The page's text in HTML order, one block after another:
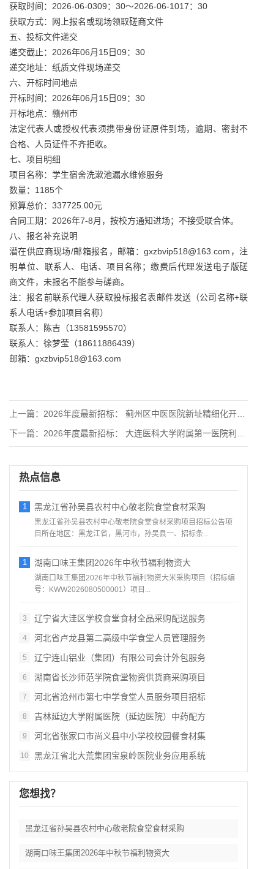
获取时间：2026-06-0309：30～2026-06-1017：30
获取方式：网上报名或现场领取磋商文件
五、投标文件递交
递交截止：2026年06月15日09：30
递交地址：纸质文件现场递交
六、开标时间地点
开标时间：2026年06月15日09：30
开标地点：赣州市
法定代表人或授权代表须携带身份证原件到场，逾期、密封不
合格、人员证件不齐拒收。
七、项目明细
项目名称：学生宿舍洗漱池漏水维修服务
数量：1185个
预算总价：337725.00元
合同工期：2026年7-8月，按校方通知进场；不接受联合体。
八、报名补充说明
潜在供应商现场/邮箱报名，邮箱：gxzbvip518@163.com，注
明单位、联系人、电话、项目名称；缴费后代理发送电子版磋
商文件，未报名不能参与磋商。
注：报名前联系代理人获取投标报名表邮件发送（公司名称+联
系人电话+参加项目名称）
联系人：陈吉（13581595570）
联系人：徐梦莹（18611886439）
邮箱：gxzbvip518@163.com
上一篇： 2026年度最新招标： 蓟州区中医医院新址精细化开荒清洁项目
下一篇： 2026年度最新招标： 大连医科大学附属第一医院利器盒购置招
热点信息
1 黑龙江省孙吴县农村中心敬老院食堂食材采购
黑龙江省孙吴县农村中心敬老院食堂食材采购项目招标公告项
目所在地区：黑龙江省，黑河市，孙吴县一、招标条...
1 湖南口味王集团2026年中秋节福利物资大
湖南口味王集团2026年中秋节福利物资大米采购项目（招标编
号：KWW2026080500001）项目...
3 辽宁省大洼区学校食堂食材全品采购配送服务
4 河北省卢龙县第二高级中学食堂人员管理服务
5 辽宁连山铝业（集团）有限公司会计外包服务
6 湖南省长沙师范学院食堂物资供货商采购项目
7 河北省沧州市第七中学食堂人员服务项目招标
8 吉林延边大学附属医院（延边医院）中药配方
9 河北省张家口市尚义县中小学校校园餐食材集
10 黑龙江省北大荒集团宝泉岭医院业务应用系统
您想找？
黑龙江省孙吴县农村中心敬老院食堂食材采购
湖南口味王集团2026年中秋节福利物资大